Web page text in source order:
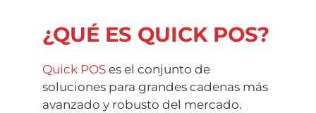
¿QUÉ ES QUICK POS?
Quick POSes el conjunto de
soluciones para grandes cadenas más
avanzado y robusto del mercado.